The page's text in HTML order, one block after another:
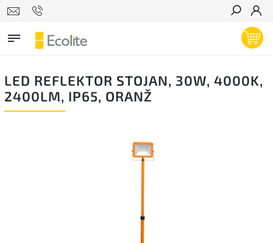
Hľadať
LED REFLEKTOR STOJAN, 30W, 4000K,
2400LM, IP65, ORANŽ